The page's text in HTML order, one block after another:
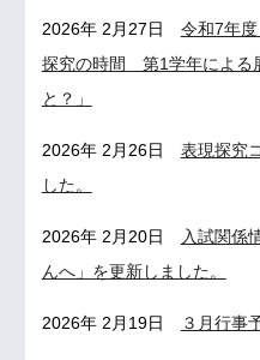
2026年 2月27日 令和7年
探究の時間 第1学年による
と？」
2026年 2月26日 表現探究
した。
2026年 2月 20日
入試関係
んへ」 を更新しました。
2026年 2月19日 ３月行事